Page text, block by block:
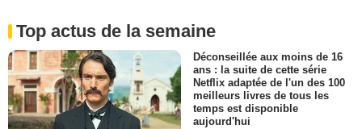
Top actus de la semaine
Déconseillée aux moins de 16
ans : la suite de cette série
Netflix adaptée de l'un des 100
meilleurs livres de tous les
temps est disponible
aujourd'hui